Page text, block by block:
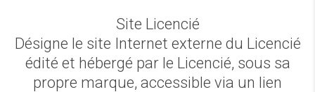
Site Licencié
Désigne le site Internet externe du Licencié
édité et hébergé par le Licencié, sous sa
propre marque, accessible via un lien